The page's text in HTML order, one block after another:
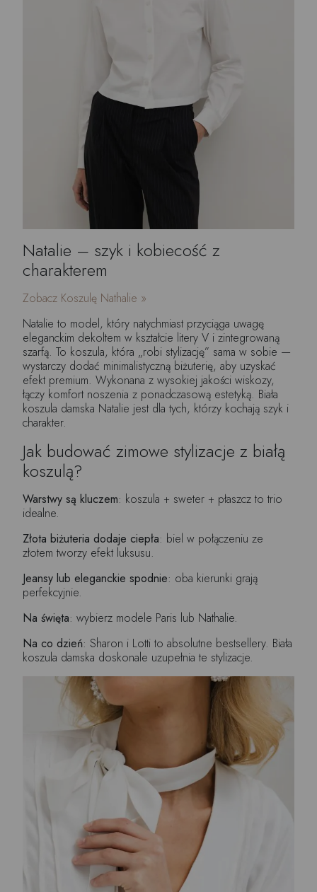
Natalie – szyk i kobiecość z
charakterem
Zobacz Koszulę Nathalie »
Natalie to model, który natychmiast przyciąga uwagę
eleganckim dekoltem w kształcie litery V i zintegrowaną
szarfą. To koszula, która „robi stylizację” sama w sobie —
wystarczy dodać minimalistyczną biżuterię, aby uzyskać
efekt premium. Wykonana z wysokiej jakości wiskozy,
łączy komfort noszenia z ponadczasową estetyką. Biała
koszula damska Natalie jest dla tych, którzy kochają szyk i
charakter.
Jak budować zimowe stylizacje z białą
koszulą?
Warstwy są kluczem: koszula + sweter + płaszcz to trio
idealne.
Złota biżuteria dodaje ciepła: biel w połączeniu ze
złotem tworzy efekt luksusu.
Jeansy lub eleganckie spodnie: oba kierunki grają
perfekcyjnie.
Na święta: wybierz modele Paris lub Nathalie.
Na co dzień: Sharon i Lotti to absolutne bestsellery. Biała
koszula damska doskonale uzupełnia te stylizacje.